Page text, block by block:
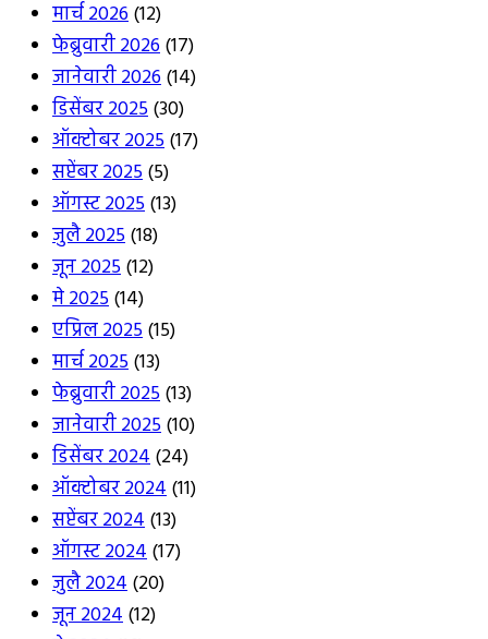
मार्च 2026(12)
फेब्रुवारी 2026(17)
जानेवारी 2026(14)
डिसेंबर 2025(30)
ऑक्टोबर 2025(17)
सप्टेंबर 2025(5)
ऑगस्ट 2025(13)
जुलै 2025(18)
जून 2025(12)
मे 2025(14)
एप्रिल 2025(15)
मार्च 2025(13)
फेब्रुवारी 2025(13)
जानेवारी 2025(10)
डिसेंबर 2024(24)
ऑक्टोबर 2024(11)
सप्टेंबर 2024(13)
ऑगस्ट 2024(17)
जुलै 2024(20)
जून 2024(12)